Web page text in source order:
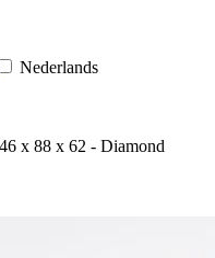
Nederlands
x 88 x 62 - Diamond